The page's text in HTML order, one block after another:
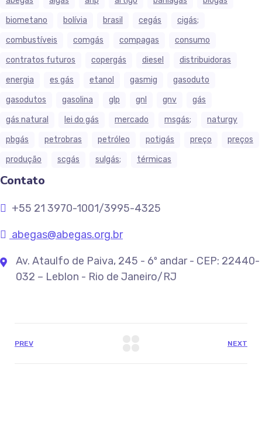
biometano
bolívia brasil cegás
cigás;
combustíveis
comgás compagas
consumo
contratos futuros
copergás diesel
distribuidoras
energia
es gás etanol gasmig
gasoduto
gasodutos
gasolina glp gnl gnv
gás
gás natural
lei do gás mercado msgás;
naturgy
pbgás
petrobras petróleo potigás preço
preços
produção
scgás sulgás; térmicas
Contato
+55 21 3970-1001/3995-4325
abegas@abegas.org.br
Av. Ataulfo de Paiva, 245 - 6º andar - CEP: 22440-
032 – Leblon - Rio de Janeiro/RJ
PREV NEXT